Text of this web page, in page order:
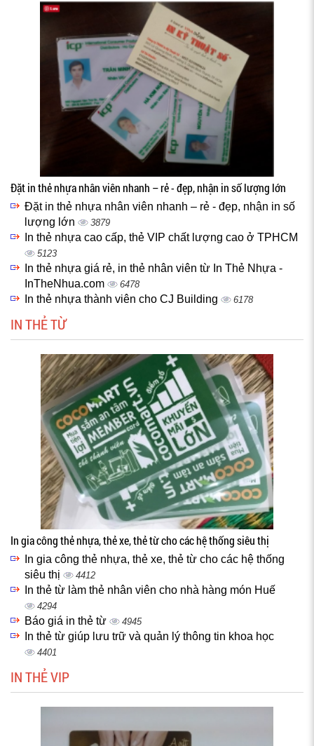
Đặt in thẻ nhựa nhân viên nhanh – rẻ - đẹp, nhận in số lượng lớn
Đặt in thẻ nhựa nhân viên nhanh – rẻ - đẹp, nhận in số
lượng lớn
3879
In thẻ nhựa cao cấp, thẻ VIP chất lượng cao ở TPHCM
5123
In thẻ nhựa giá rẻ, in thẻ nhân viên từ In Thẻ Nhựa -
InTheNhua.com
6478
In thẻ nhựa thành viên cho CJ Building 6178
IN THẺ TỪ
In gia công thẻ nhựa, thẻ xe, thẻ từ cho các hệ thống siêu thị
In gia công thẻ nhựa, thẻ xe, thẻ từ cho các hệ thống
siêu thị
4412
In thẻ từ làm thẻ nhân viên cho nhà hàng món Huế
4294
Báo giá in thẻ từ 4945
In thẻ từ giúp lưu trữ và quản lý thông tin khoa học
4401
IN THẺ VIP